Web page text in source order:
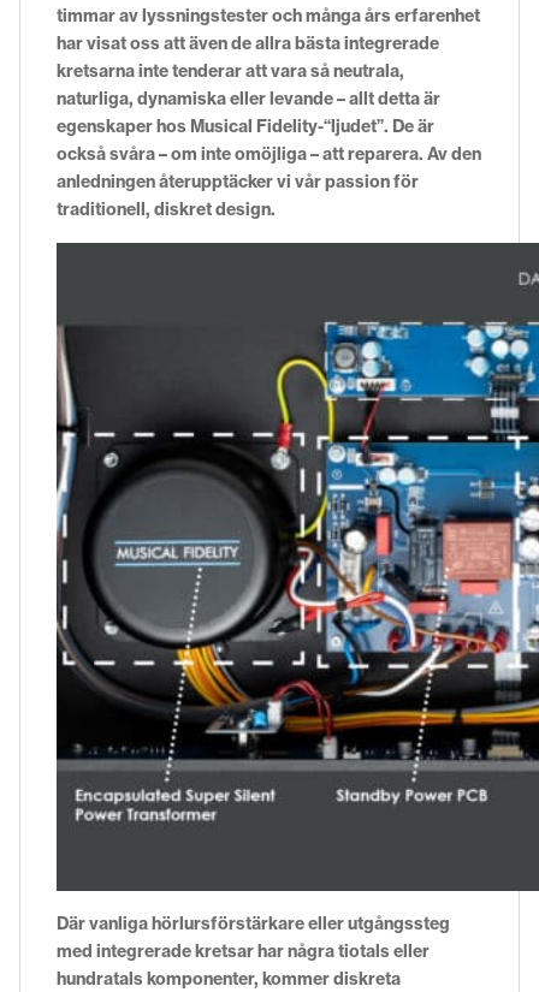
timmar av lyssningstester och många års erfarenhet
har visat oss att även de allra bästa integrerade
kretsarna inte tenderar att vara så neutrala,
naturliga, dynamiska eller levande – allt detta är
egenskaper hos Musical Fidelity-“ljudet”. De är
också svåra – om inte omöjliga – att reparera. Av den
anledningen återupptäcker vi vår passion för
traditionell, diskret design.
Där vanliga hörlursförstärkare eller utgångssteg
med integrerade kretsar har några tiotals eller
hundratals komponenter, kommer diskreta